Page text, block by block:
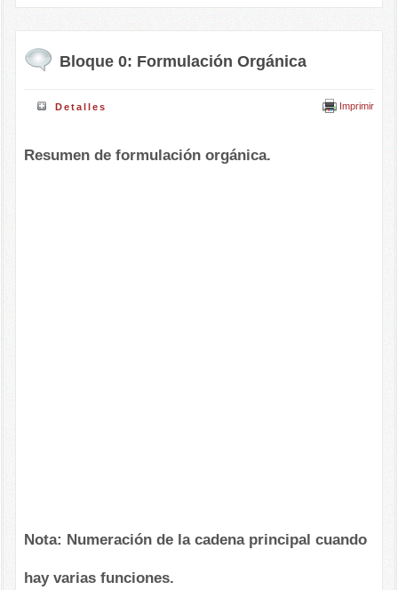
Bloque 0: Formulación Orgánica
Imprimir
Detalles
Resumen de formulación orgánica.
Nota: Numeración de la cadena principal cuando
hay varias funciones.